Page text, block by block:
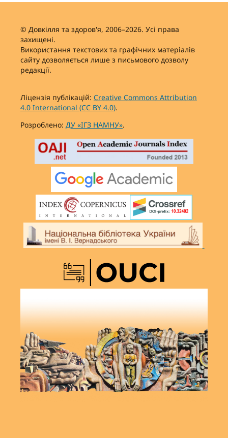
© Довкілля та здоров'я, 2006–2026. Усі права
захищені.
Використання текстових та графічних матеріалів
сайту дозволяється лише з письмового дозволу
редакції.
Ліцензія публікацій: Creative Commons Attribution
4.0 International (CC BY 4.0).
Розроблено: ДУ «ІГЗ НАМНУ».